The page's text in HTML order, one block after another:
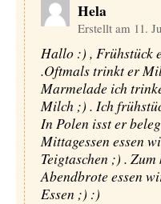
Hela
Erstellt am 11.
Hallo :) , Frühstück
.Oftmals trinkt er
Marmelade ich
Milch ;) . Ich
In Polen isst er
Mittagessen essen
Teigtaschen ;) .
Abendbrote essen
Essen ;) :)